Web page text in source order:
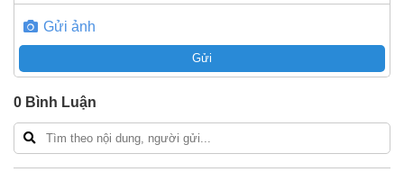
Gửi ảnh
Gửi
0 Bình Luận